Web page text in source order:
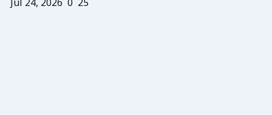
Jul 24, 2026 0 25